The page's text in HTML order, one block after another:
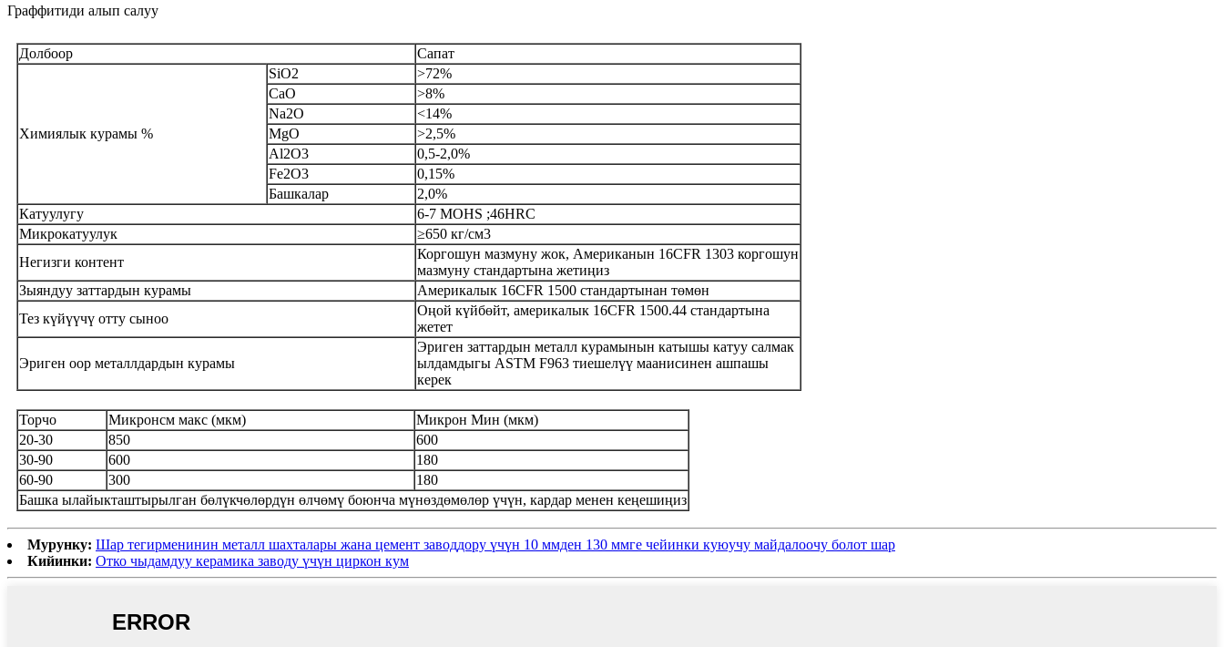
Граффитиди алып салуу
Долбоор Сапат
Химиялык курамы %
SiO2
>72%
CaO
>8%
Na2O
<14%
MgO
>2,5%
Al2O3
0,5-2,0%
Fe2O3
0,15%
Башкалар
2,0%
Катуулугу
6-7 MOHS ;46HRC
Микрокатуулук
≥650 кг/см3
Негизги контент
Коргошун мазмуну жок, Американын 16CFR 1303 коргошун
мазмуну стандартына жетиңиз
Зыяндуу заттардын курамы
Америкалык 16CFR 1500 стандартынан төмөн
Тез күйүүчү отту сыноо
Оңой күйбөйт, америкалык 16CFR 1500.44 стандартына
жетет
Эриген оор металлдардын курамы
Эриген заттардын металл курамынын катышы катуу салмак
ылдамдыгы ASTM F963 тиешелүү маанисинен ашпашы
керек
Торчо Микронсм макс (мкм)
Микрон Мин (мкм)
20-30
850
600
30-90
600
180
60-90
300
180
Башка ылайыкташтырылган бөлүкчөлөрдүн өлчөмү боюнча мүнөздөмөлөр үчүн, кардар менен кеңешиңиз
Мурунку: Шар тегирменинин металл шахталары жана цемент заводдору үчүн 10 ммден 130 ммге чейинки куюучу майдалоочу болот шар
Кийинки: Отко чыдамдуу керамика заводу үчүн циркон кум